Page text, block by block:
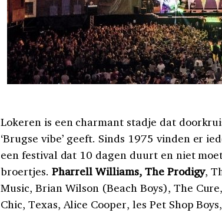
Lokeren is een charmant stadje dat
‘Brugse vibe’ geeft. Sinds 1975 vinden er
een festival dat 10 dagen duurt en niet
broertjes. Pharrell Williams, The Prodigy,
Music, Brian Wilson (Beach Boys), The
Chic, Texas, Alice Cooper, les Pet Shop